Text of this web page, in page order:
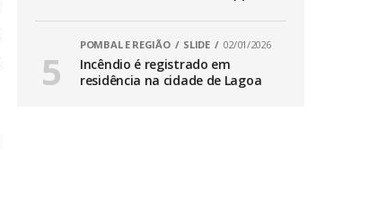
POMBAL E REGIÃO SLIDE 02/01/2026
Incêndio é registrado em
residência na cidade de Lagoa